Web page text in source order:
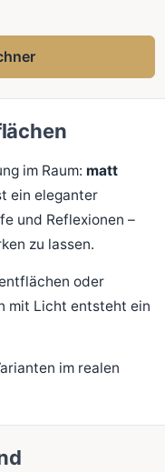
im Raum: matt
ein eleganter
und Reflexionen –
zu lassen.
oder
mit Licht entsteht ein
im realen